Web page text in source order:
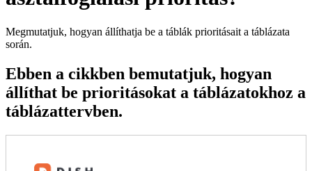
Megmutatjuk, hogyan állíthatja be a táblák prioritásait a táblázata
során.
Ebben a cikkben bemutatjuk, hogyan
állíthat be prioritásokat a táblázatokhoz a
táblázattervben.